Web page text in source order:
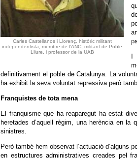
Carles Castellanos i Llorenç, històric militant
independentista, membre de l'ANC, militant de Poble
Lliure, i professor de la UAB
definitivament el poble de Catalunya. La
ha exhibit la seva voluntat repressiva però
Franquistes de tota mena
El franquisme que ha reaparegut ha estat
heretades d’aquell règim, una herència en
sinistres.
Però també hem observat l’actuació d’alguns
en estructures administratives creades pel